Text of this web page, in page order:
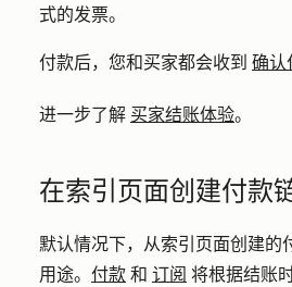
式的发票。
付款后，您和买家都会收到 确认
进一步了解 买家结账体验。
在索引页面创建付款
默认情况下，从索引页面创建的
用途。 付款 和 订阅 将根据结账